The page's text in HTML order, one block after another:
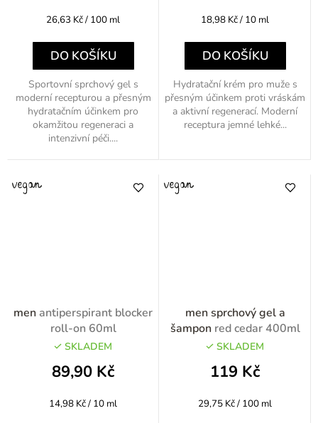
Měrná
26,63 Kč / 100 ml
DO KOŠÍKU
Sportovní sprchový gel s
moderní recepturou a přesným
hydratačním účinkem pro
okamžitou regeneraci a
intenzivní péči....
Měrná
18,98 Kč / 10 ml
DO KOŠÍKU
Hydratační krém pro muže s
přesným účinkem proti vráskám
a aktivní regenerací. Moderní
receptura jemné lehké...
menantiperspirant blocker
roll-on 60ml
SKLADEM
89,90 Kč
Měrná
14,98 Kč / 10 ml
men sprchový gel a
šampon red cedar 400ml
SKLADEM
119 Kč
Měrná
29,75 Kč / 100 ml